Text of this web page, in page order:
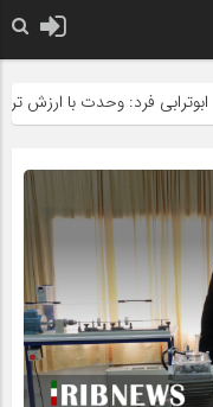
ابوترابی فرد: وحدت با ارزش